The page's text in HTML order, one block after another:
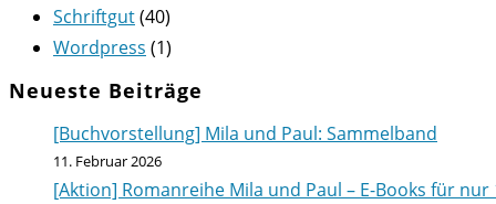
Schriftgut(40)
Wordpress (1)
Neueste Beiträge
[Buchvorstellung] Mila und Paul: Sammelband
11. Februar 2026
[Aktion] Romanreihe Mila und Paul – E-Books für nur